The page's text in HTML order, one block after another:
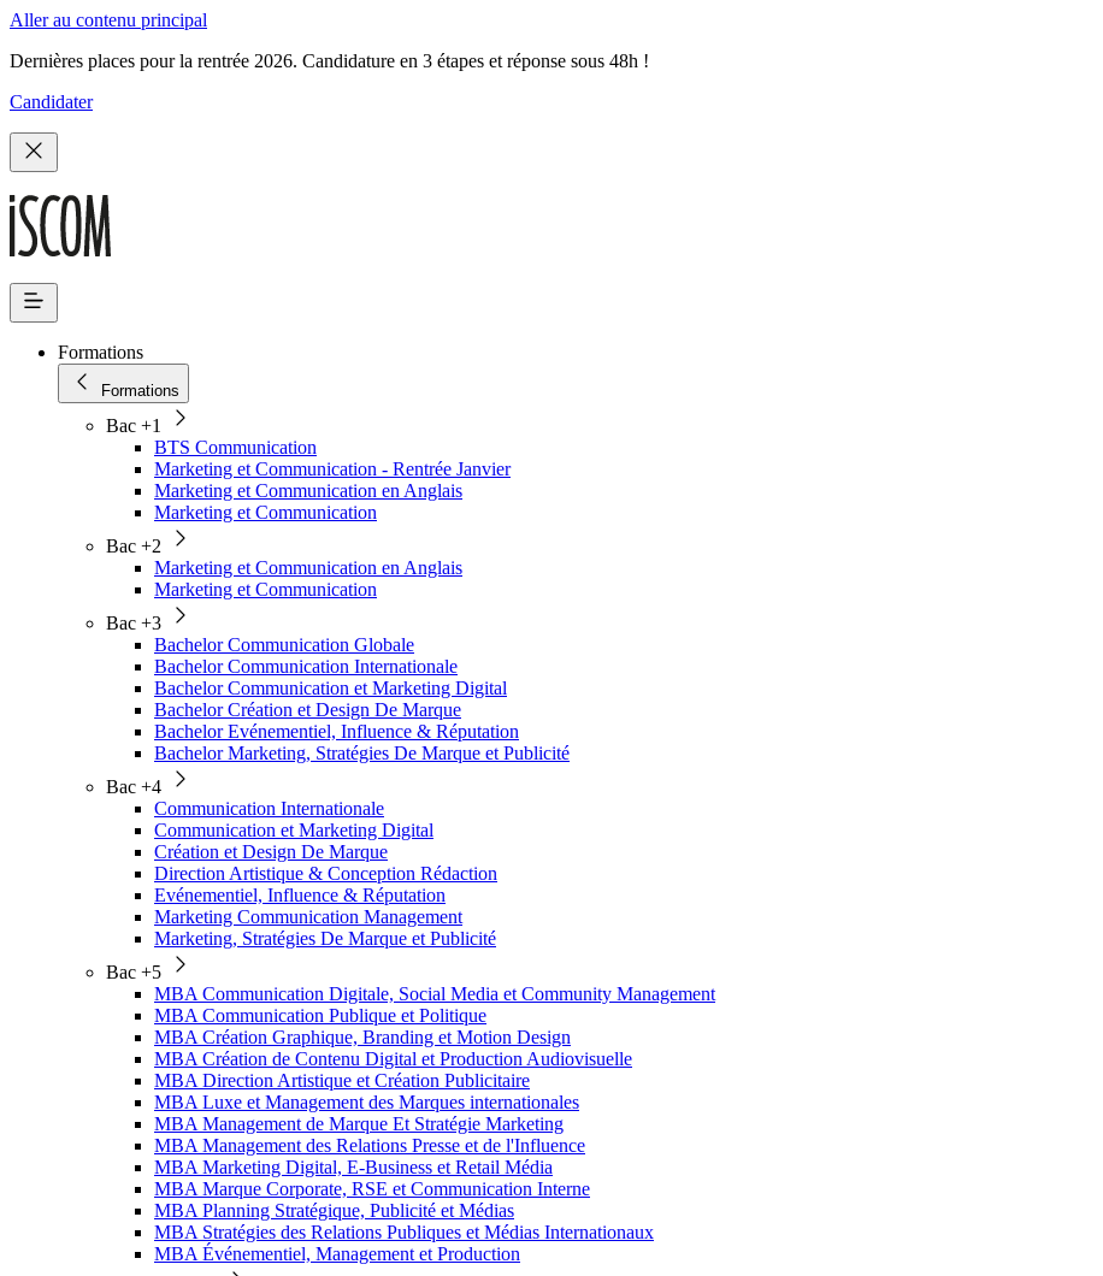
Aller au contenu principal
Dernières places pour la rentrée 2026. Candidature en 3 étapes et réponse sous 48h !
Candidater
Formations
Formations
Bac +1
BTS Communication
Marketing et Communication - Rentrée Janvier
Marketing et Communication en Anglais
Marketing et Communication
Bac +2
Marketing et Communication en Anglais
Marketing et Communication
Bac +3
Bachelor Communication Globale
Bachelor Communication Internationale
Bachelor Communication et Marketing Digital
Bachelor Création et Design De Marque
Bachelor Evénementiel, Influence & Réputation
Bachelor Marketing, Stratégies De Marque et Publicité
Bac +4
Communication Internationale
Communication et Marketing Digital
Création et Design De Marque
Direction Artistique & Conception Rédaction
Evénementiel, Influence & Réputation
Marketing Communication Management
Marketing, Stratégies De Marque et Publicité
Bac +5
MBA Communication Digitale, Social Media et Community Management
MBA Communication Publique et Politique
MBA Création Graphique, Branding et Motion Design
MBA Création de Contenu Digital et Production Audiovisuelle
MBA Direction Artistique et Création Publicitaire
MBA Luxe et Management des Marques internationales
MBA Management de Marque Et Stratégie Marketing
MBA Management des Relations Presse et de l'Influence
MBA Marketing Digital, E-Business et Retail Média
MBA Marque Corporate, RSE et Communication Interne
MBA Planning Stratégique, Publicité et Médias
MBA Stratégies des Relations Publiques et Médias Internationaux
MBA Événementiel, Management et Production